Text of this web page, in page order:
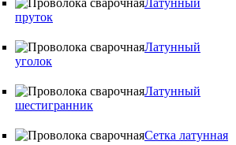
Латунный
пруток
Латунный
уголок
Латунный
шестигранник
Сетка латунная